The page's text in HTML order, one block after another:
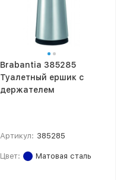
Brabantia 385285
Туалетный ершик с
держателем
Артикул: 385285
Цвет: Матовая сталь